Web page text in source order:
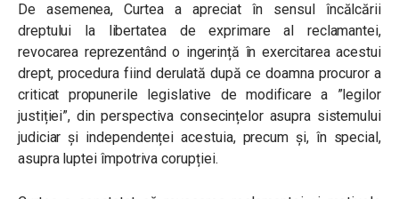
De asemenea, Curtea a apreciat în sensul încălcării
dreptului la libertatea de exprimare al reclamantei,
revocarea reprezentând o ingerință în exercitarea acestui
drept, procedura fiind derulată după ce doamna procuror a
criticat propunerile legislative de modificare a ”legilor
justiției”, din perspectiva consecințelor asupra sistemului
judiciar și independenței acestuia, precum și, în special,
asupra luptei împotriva corupției.